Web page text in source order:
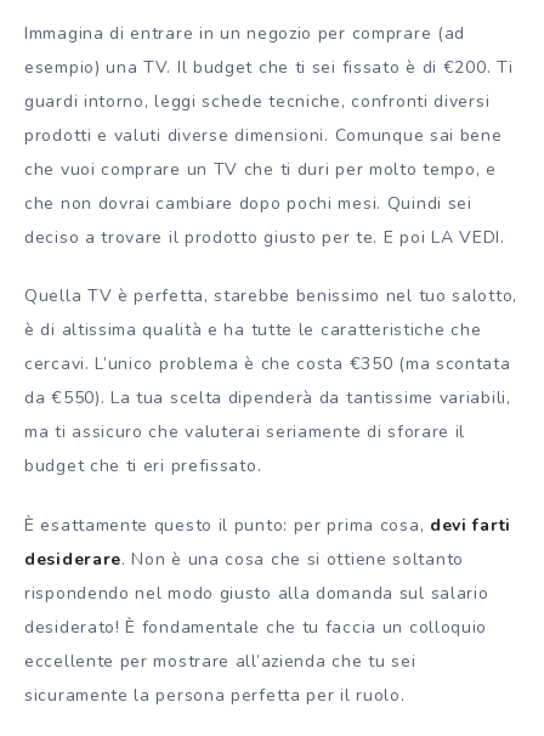
Immagina di entrare in un negozio per comprare (ad
esempio) una TV. Il budget che ti sei fissato è di €200. Ti
guardi intorno, leggi schede tecniche, confronti diversi
prodotti e valuti diverse dimensioni. Comunque sai bene
che vuoi comprare un TV che ti duri per molto tempo, e
che non dovrai cambiare dopo pochi mesi. Quindi sei
deciso a trovare il prodotto giusto per te. E poi LA VEDI.
Quella TV è perfetta, starebbe benissimo nel tuo salotto,
è di altissima qualità e ha tutte le caratteristiche che
cercavi. L’unico problema è che costa €350 (ma scontata
da €550). La tua scelta dipenderà da tantissime variabili,
ma ti assicuro che valuterai seriamente di sforare il
budget che ti eri prefissato.
È esattamente questo il punto: per prima cosa, devi farti
desiderare. Non è una cosa che si ottiene soltanto
rispondendo nel modo giusto alla domanda sul salario
desiderato! È fondamentale che tu faccia un colloquio
eccellente per mostrare all’azienda che tu sei
sicuramente la persona perfetta per il ruolo.